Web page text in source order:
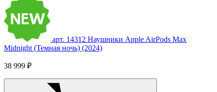
арт. 14312 Наушники Apple AirPods Max
Midnight (Темная ночь) (2024)
38 999 ₽